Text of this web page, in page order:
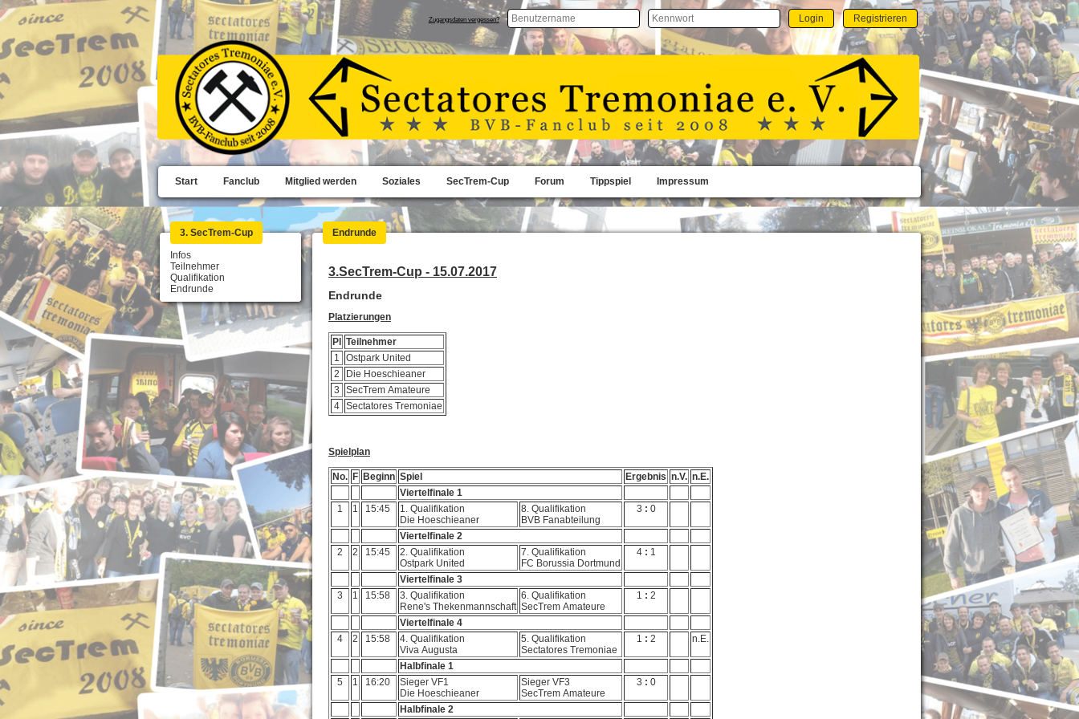
Zugangsdaten vergessen? Login Registrieren
Start Fanclub Mitglied werden Soziales SecTrem-Cup Forum Tippspiel Impressum
3. SecTrem-Cup
Infos
Teilnehmer
Qualifikation
Endrunde
Endrunde
3.SecTrem-Cup - 15.07.2017
Endrunde
Platzierungen
Pl
Teilnehmer
1
Ostpark United
2
Die Hoeschieaner
3
SecTrem Amateure
4 Sectatores Tremoniae
Spielplan
No. F Beginn Spiel Ergebnis n.V. n.E.
Viertelfinale 1
1
1 15:45
1. Qualifikation
Die Hoeschieaner
8. Qualifikation
BVB Fanabteilung
3 : 0
Viertelfinale 2
2
2 15:45
2. Qualifikation
Ostpark United
7. Qualifikation
FC Borussia Dortmund
4: 1
Viertelfinale 3
3
1 15:58
3. Qualifikation
Rene's Thekenmannschaft
6. Qualifikation
SecTrem Amateure
1 : 2
Viertelfinale 4
4
2 15:58
4. Qualifikation
Viva Augusta
5. Qualifikation
Sectatores Tremoniae
1 : 2 n.E.
Halbfinale 1
5
1 16:20
Sieger VF1
Die Hoeschieaner
Sieger VF3
SecTrem Amateure
3 : 0
Halbfinale 2